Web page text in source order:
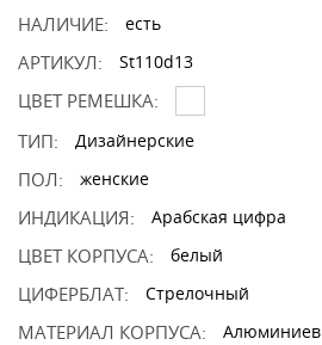
НАЛИЧИЕ: есть
АРТИКУЛ: St110d13
ЦВЕТ РЕМЕШКА:
ТИП:
Дизайнерские
ПОЛ: женские
ИНДИКАЦИЯ: Арабская цифра
ЦВЕТ КОРПУСА: белый
ЦИФЕРБЛАТ: Стрелочный
МАТЕРИАЛ КОРПУСА: